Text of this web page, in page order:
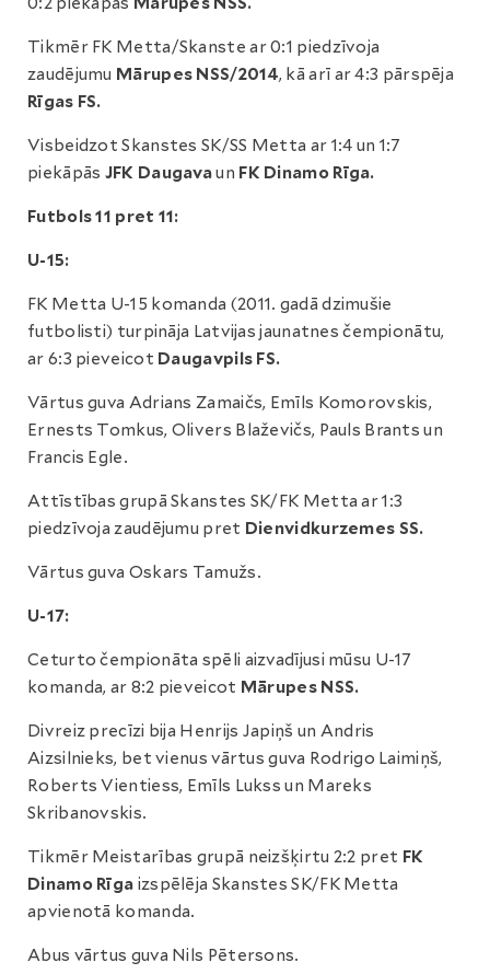
Tikmēr FK Metta/Skanste ar 0:1 piedzīvoja
zaudējumu Mārupes NSS/2014, kā arī ar 4:3 pārspēja
Rīgas FS.
Visbeidzot Skanstes SK/SS Metta ar 1:4 un 1:7
piekāpās JFK Daugavaun FK Dinamo Rīga.
Futbols 11 pret 11:
U-15:
FK Metta U-15 komanda (2011. gadā dzimušie
futbolisti) turpināja Latvijas jaunatnes čempionātu,
ar 6:3 pieveicot Daugavpils FS.
Vārtus guva Adrians Zamaičs, Emīls Komorovskis,
Ernests Tomkus, Olivers Blaževičs, Pauls Brants un
Francis Egle.
Attīstības grupā Skanstes SK/FK Metta ar 1:3
piedzīvoja zaudējumu pret Dienvidkurzemes SS.
Vārtus guva Oskars Tamužs.
U-17:
Ceturto čempionāta spēli aizvadījusi mūsu U-17
komanda, ar 8:2 pieveicot Mārupes NSS.
Divreiz precīzi bija Henrijs Japiņš un Andris
Aizsilnieks, bet vienus vārtus guva Rodrigo Laimiņš,
Roberts Vientiess, Emīls Lukss un Mareks
Skribanovskis.
Tikmēr Meistarības grupā neizšķirtu 2:2 pret FK
Dinamo Rīga izspēlēja Skanstes SK/FK Metta
apvienotā komanda.
Abus vārtus guva Nils Pētersons.